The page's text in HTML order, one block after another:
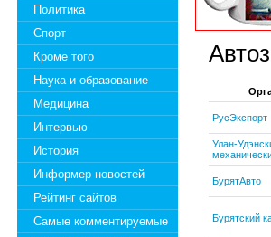
Политика
Спорт
Кроме того
Наука и образование
Медицина
Интервью
История
Информер новостей
Рейтинг сайтов
Самые комментируемые
РусЭкспорт
Улан-
БурятАвто
Бурятский